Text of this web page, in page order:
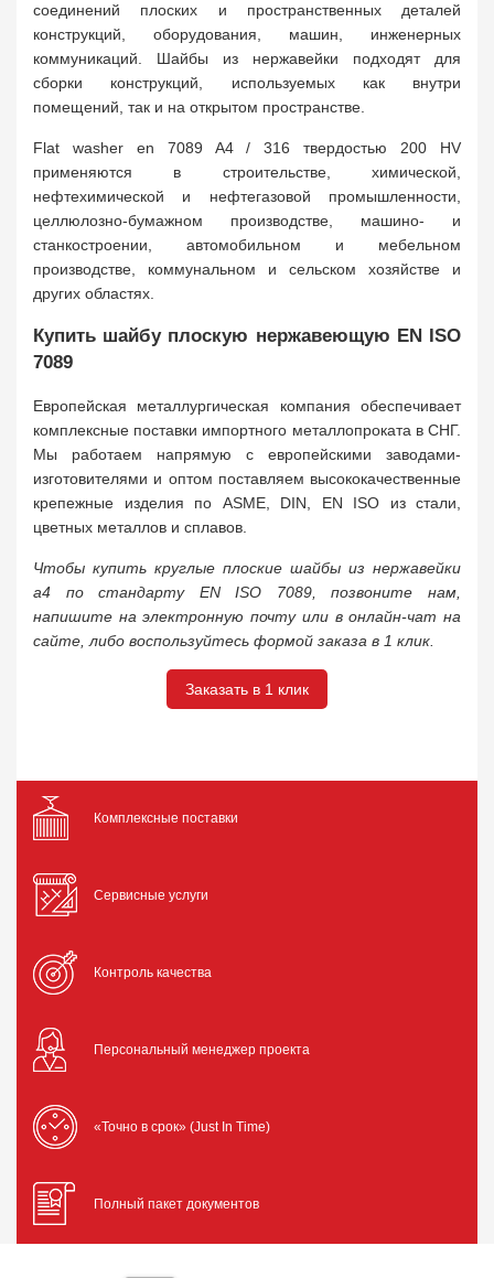
соединений плоских и пространственных деталей
конструкций, оборудования, машин, инженерных
коммуникаций. Шайбы из нержавейки подходят для
сборки конструкций, используемых как внутри
помещений, так и на открытом пространстве.
Flat washer en 7089 A4 / 316 твердостью 200 HV
применяются в строительстве, химической,
нефтехимической и нефтегазовой промышленности,
целлюлозно-бумажном производстве, машино- и
станкостроении, автомобильном и мебельном
производстве, коммунальном и сельском хозяйстве и
других областях.
Купить шайбу плоскую нержавеющую EN ISO
7089
Европейская металлургическая компания обеспечивает
комплексные поставки импортного металлопроката в СНГ.
Мы работаем напрямую с европейскими заводами-
изготовителями и оптом поставляем высококачественные
крепежные изделия по ASME, DIN, EN ISO из стали,
цветных металлов и сплавов.
Чтобы купить круглые плоские шайбы из нержавейки
a4 по стандарту EN ISO 7089, позвоните нам,
напишите на электронную почту или в онлайн-чат на
сайте, либо воспользуйтесь формой заказа в 1 клик.
Заказать в 1 клик
Комплексные поставки
Сервисные услуги
Контроль качества
Персональный менеджер проекта
«Точно в срок» (Just In Time)
Полный пакет документов